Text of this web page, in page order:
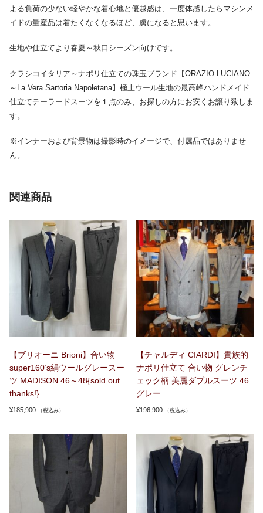
よる負荷の少ない軽やかな着心地と優越感は、一度体感したらマシンメ
イドの量産品は着たくなくなるほど、虜になると思います。
生地や仕立てより春夏～秋口シーズン向けです。
クラシコイタリア～ナポリ仕立ての珠玉ブランド【ORAZIO LUCIANO
～La Vera Sartoria Napoletana】極上ウール生地の最高峰ハンドメイド
仕立てテーラードスーツを１点のみ、お探しの方にお安くお譲り致しま
す。
※インナーおよび背景物は撮影時のイメージで、付属品ではありませ
ん。
関連商品
【ブリオーニ Brioni】合い物
super160’s絹ウールグレースー
ツ MADISON 46～48{sold out
thanks!}
¥185,900 （税込み）
【チャルディ CIARDI】貴族的
ナポリ仕立て 合い物 グレンチ
ェック柄 美麗ダブルスーツ 46
グレー
¥196,900 （税込み）